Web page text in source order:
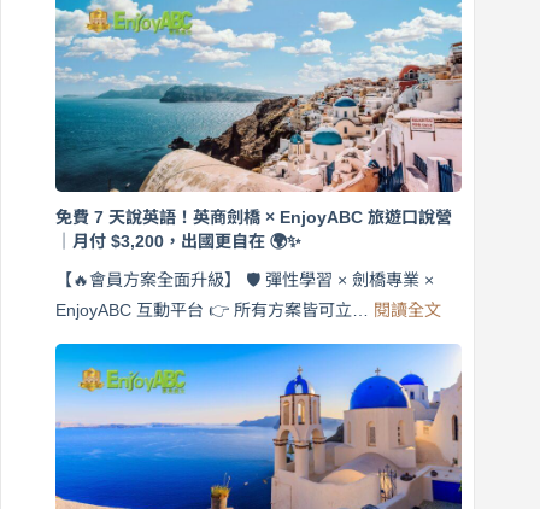
免費 7 天說英語！英商劍橋 × EnjoyABC 旅遊口說營
｜月付 $3,200，出國更自在 🌍✨
【🔥會員方案全面升級】 🛡️ 彈性學習 × 劍橋專業 ×
EnjoyABC 互動平台 👉 所有方案皆可立… 閱讀全文:
天
說
英
語！
英